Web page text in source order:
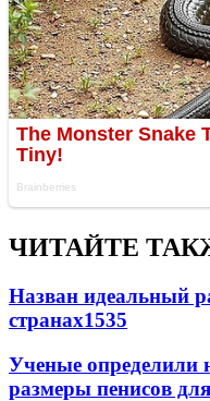
ЧИТАЙТЕ
Назван идеальный
странах1535
Ученые определили
размеры пенисов